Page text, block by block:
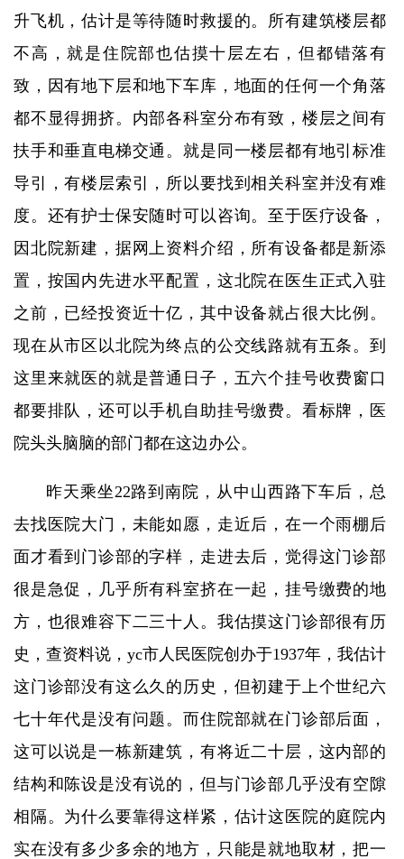
升飞机，估计是等待随时救援的。所有建筑楼层都
不高，就是住院部也估摸十层左右，但都错落有
致，因有地下层和地下车库，地面的任何一个角落
都不显得拥挤。内部各科室分布有致，楼层之间有
扶手和垂直电梯交通。就是同一楼层都有地引标准
导引，有楼层索引，所以要找到相关科室并没有难
度。还有护士保安随时可以咨询。至于医疗设备，
因北院新建，据网上资料介绍，所有设备都是新添
置，按国内先进水平配置，这北院在医生正式入驻
之前，已经投资近十亿，其中设备就占很大比例。
现在从市区以北院为终点的公交线路就有五条。到
这里来就医的就是普通日子，五六个挂号收费窗口
都要排队，还可以手机自助挂号缴费。看标牌，医
院头头脑脑的部门都在这边办公。
昨天乘坐22路到南院，从中山西路下车后，总
去找医院大门，未能如愿，走近后，在一个雨棚后
面才看到门诊部的字样，走进去后，觉得这门诊部
很是急促，几乎所有科室挤在一起，挂号缴费的地
方，也很难容下二三十人。我估摸这门诊部很有历
史，查资料说，yc市人民医院创办于1937年，我估计
这门诊部没有这么久的历史，但初建于上个世纪六
七十年代是没有问题。而住院部就在门诊部后面，
这可以说是一栋新建筑，有将近二十层，这内部的
结构和陈设是没有说的，但与门诊部几乎没有空隙
相隔。为什么要靠得这样紧，估计这医院的庭院内
实在没有多少多余的地方，只能是就地取材，把一